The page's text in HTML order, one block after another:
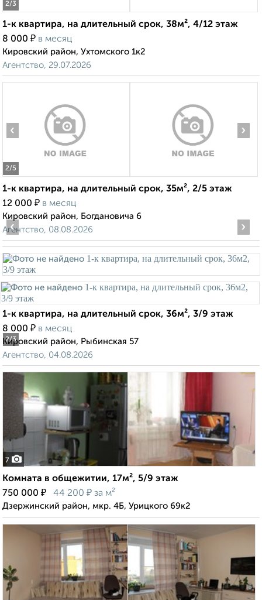
2/3
1-к квартира, на длительный срок, 38м², 4/12 этаж
8 000 ₽ в месяц
Кировский район, Ухтомского 1к2
Агентство, 29.07.2026
2/5
‹ ›
1-к квартира, на длительный срок, 35м², 2/5 этаж
12 000 ₽ в месяц
Кировский район, Богдановича 6
Агентство, 08.08.2026
2/3
‹ ›
1-к квартира, на длительный срок, 36м², 3/9 этаж
8 000 ₽ в месяц
Кировский район, Рыбинская 57
Агентство, 04.08.2026
7
Комната в общежитии, 17м², 5/9 этаж
750 000 ₽ 44 200 ₽ за м²
Дзержинский район, мкр. 4Б, Урицкого 69к2